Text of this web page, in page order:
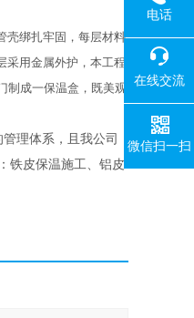
壳绑扎牢固，每层材料
采用金属外护，本工程
制成一保温盒，既美观
理体系，且我公司
铁皮保温施工、铝皮
电话
在线交流
微信扫一扫